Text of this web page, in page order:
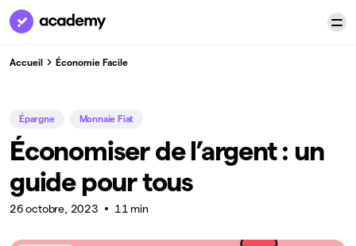
Accueil Économie Facile
Épargne Monnaie Fiat
Économiser de l’argent : un
guide pour tous
26 octobre, 2023 11 min